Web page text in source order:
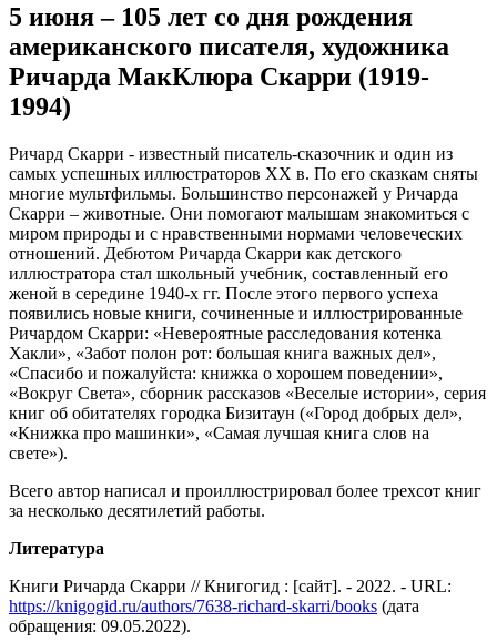
5 июня – 105 лет со дня рождения
американского писателя, художника
Ричарда МакКлюра Скарри (1919-
1994)
Ричард Скарри - известный писатель-сказочник и один из
самых успешных иллюстраторов XX в. По его сказкам сняты
многие мультфильмы. Большинство персонажей у Ричарда
Скарри – животные. Они помогают малышам знакомиться с
миром природы и с нравственными нормами человеческих
отношений. Дебютом Ричарда Скарри как детского
иллюстратора стал школьный учебник, составленный его
женой в середине 1940-х гг. После этого первого успеха
появились новые книги, сочиненные и иллюстрированные
Ричардом Скарри: «Невероятные расследования котенка
Хакли», «Забот полон рот: большая книга важных дел»,
«Спасибо и пожалуйста: книжка о хорошем поведении»,
«Вокруг Света», сборник рассказов «Веселые истории», серия
книг об обитателях городка Бизитаун («Город добрых дел»,
«Книжка про машинки», «Самая лучшая книга слов на
свете»).
Всего автор написал и проиллюстрировал более трехсот книг
за несколько десятилетий работы.
Литература
Книги Ричарда Скарри // Книгогид : [сайт]. - 2022. - URL:
https://knigogid.ru/authors/7638-richard-skarri/books (дата
обращения: 09.05.2022).